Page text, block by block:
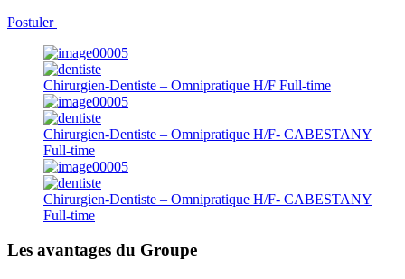
Postuler
Chirurgien-Dentiste – Omnipratique H/F Full-time
Chirurgien-Dentiste – Omnipratique H/F- CABESTANY
Full-time
Chirurgien-Dentiste – Omnipratique H/F- CABESTANY
Full-time
Les avantages du Groupe